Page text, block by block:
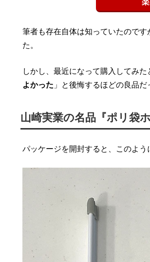
筆者も存在自体は知っていたので
た。
しかし、最近になって購入してみた
よかった 」と後悔するほどの良品
山崎実業の名品『ポリ袋
パッケージを開封すると、このよ